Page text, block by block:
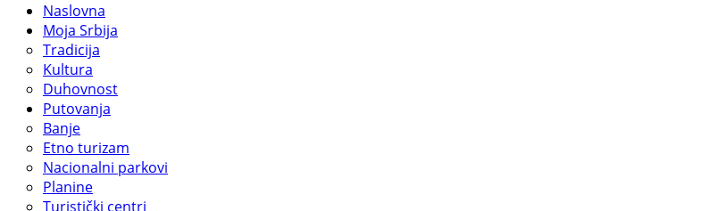
Naslovna
Moja Srbija
Tradicija
Kultura
Duhovnost
Putovanja
Banje
Etno turizam
Nacionalni parkovi
Planine
Turistički centri